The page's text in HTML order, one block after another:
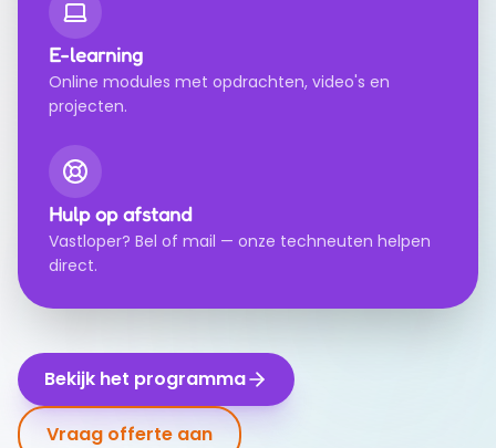
E-learning
Online modules met opdrachten, video's en
projecten.
Hulp op afstand
Vastloper? Bel of mail — onze techneuten helpen
direct.
Bekijk het programma
Vraag offerte aan